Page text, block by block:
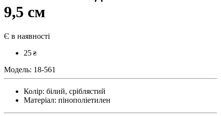
9,5 см
Є в наявності
25 ₴
Модель: 18-561
Колір: білий, сріблястий
Матеріал: пінополіетилен